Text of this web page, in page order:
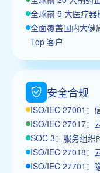
全球前 5 大医疗器
全面覆盖国内大健
Top 客户
安全合规
ISO/IEC 27001：
ISO/IEC 27017：
SOC 3：服务组织
ISO/IEC 27018：
ISO/IEC 27701：